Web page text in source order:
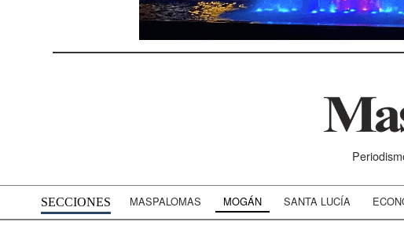
SECCIONES MASPALOMAS MOGÁN SANTA LUCÍA